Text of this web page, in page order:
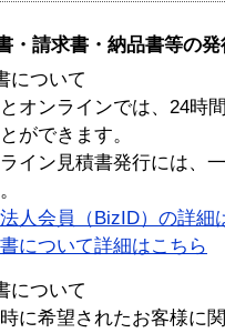
・請求書・納品書等の
について
オンラインでは、24時
ができます。
イン見積書発行には、
人会員（BizID）の詳細
について詳細はこちら
について
に希望されたお客様に